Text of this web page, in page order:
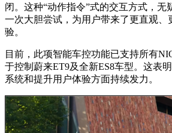
闭。这种“动作指令”式的交互方式，无
一次大胆尝试，为用户带来了更直观、
验。
目前，此项智能车控功能已支持所有
于控制蔚来ET9及全新ES8车型。这表
系统和提升用户体验方面持续发力。